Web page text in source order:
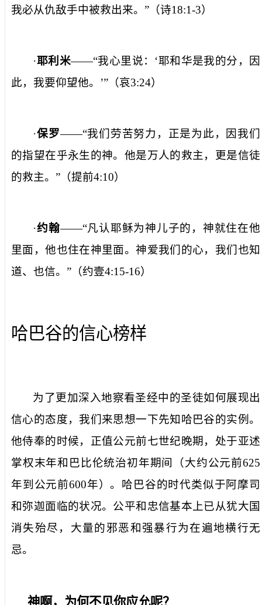
我必从仇敌手中被救出来。”（诗18:1-3）
·耶利米——“我心里说：‘耶和华是我的分，因
此，我要仰望他。’”（哀3:24）
·保罗——“我们劳苦努力，正是为此，因我们
的指望在乎永生的神。他是万人的救主，更是信徒
的救主。”（提前4:10）
·约翰——“凡认耶稣为神儿子的，神就住在他
里面，他也住在神里面。神爱我们的心，我们也知
道、也信。”（约壹4:15-16）
哈巴谷的信心榜样
为了更加深入地察看圣经中的圣徒如何展现出
信心的态度，我们来思想一下先知哈巴谷的实例。
他侍奉的时候，正值公元前七世纪晚期，处于亚述
掌权末年和巴比伦统治初年期间（大约公元前625
年到公元前600年）。哈巴谷的时代类似于阿摩司
和弥迦面临的状况。公平和忠信基本上已从犹大国
消失殆尽，大量的邪恶和强暴行为在遍地横行无
忌。
神啊，为何不见你应允呢？